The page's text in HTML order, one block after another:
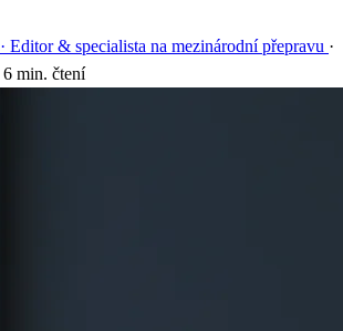
· Editor & specialista na mezinárodní přepravu ·
6 min. čtení